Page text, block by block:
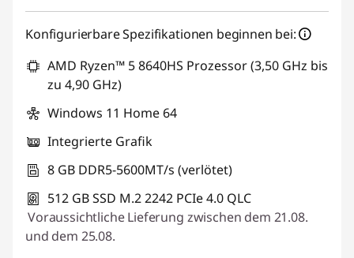
Konfigurierbare Spezifikationen beginnen bei:
AMD Ryzen™ 5 8640HS Prozessor (3,50 GHz bis
zu 4,90 GHz)
Windows 11 Home 64
Integrierte Grafik
8 GB DDR5-5600MT/s (verlötet)
512 GB SSD M.2 2242 PCIe 4.0 QLC
Voraussichtliche Lieferung zwischen dem 21.08.
und dem 25.08.